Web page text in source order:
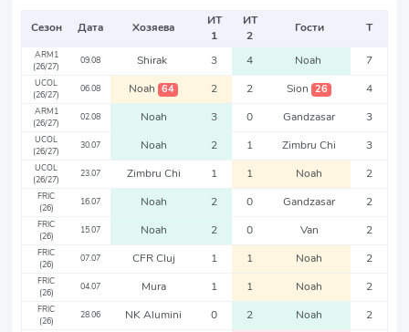
Сезон Дата Хозяева
ИТ
1
ИТ
2
Гости Т
ARM1
(26/27)
09.08 Shirak 3 4 Noah 7
UCOL
(26/27)
06.08 Noah 64 2 2 Sion 26 4
ARM1
(26/27)
02.08 Noah 3 0 Gandzasar 3
UCOL
(26/27)
30.07 Noah 2 1 Zimbru Chi 3
UCOL
(26/27)
23.07 Zimbru Chi 1 1 Noah 2
FRIC
(26)
16.07 Noah 2 0 Gandzasar 2
FRIC
(26)
15.07 Noah 2 0 Van 2
FRIC
(26)
07.07 CFR Cluj 1 1 Noah 2
FRIC
(26)
04.07 Mura 1 1 Noah 2
FRIC
(26)
28.06 NK Alumini 0 2 Noah 2